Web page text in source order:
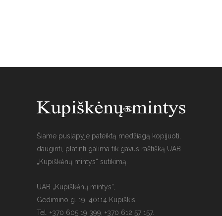
Šiame puslapyje pateiktą medžiagą kopijuoti,
dauginti, platinti galima tik gavus raštišką UAB
„Kupiškėnų mintys“ sutikimą.
UAB „Kupiškėnų mintys“,
Gedimino g. 19, 40114 Kupiškis
Tel. +370 605 19 399, +370 612 57 157.